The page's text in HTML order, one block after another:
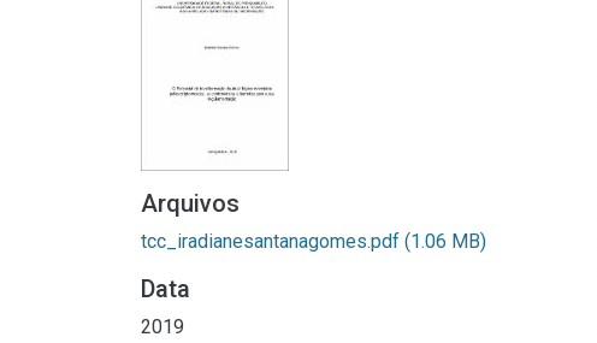
Arquivos
tcc_iradianesantanagomes.pdf (1.06 MB)
Data
2019